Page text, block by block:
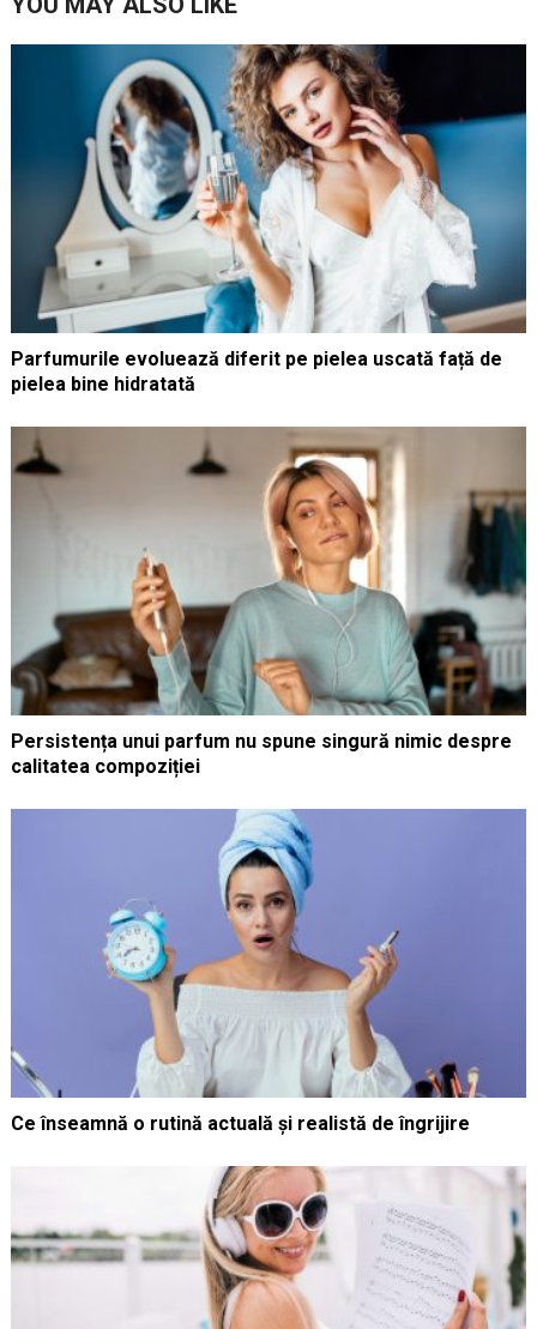
Parfumurile evoluează diferit pe pielea uscată față de
pielea bine hidratată
Persistența unui parfum nu spune singură nimic despre
calitatea compoziției
Ce înseamnă o rutină actuală și realistă de îngrijire